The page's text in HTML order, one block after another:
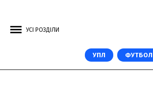
УСІ РОЗДІЛИ
УПЛ ФУТБОЛ